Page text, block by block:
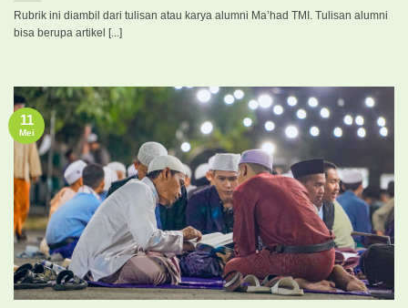
Rubrik ini diambil dari tulisan atau karya alumni Ma’had TMI. Tulisan alumni
bisa berupa artikel [...]
11
Mei